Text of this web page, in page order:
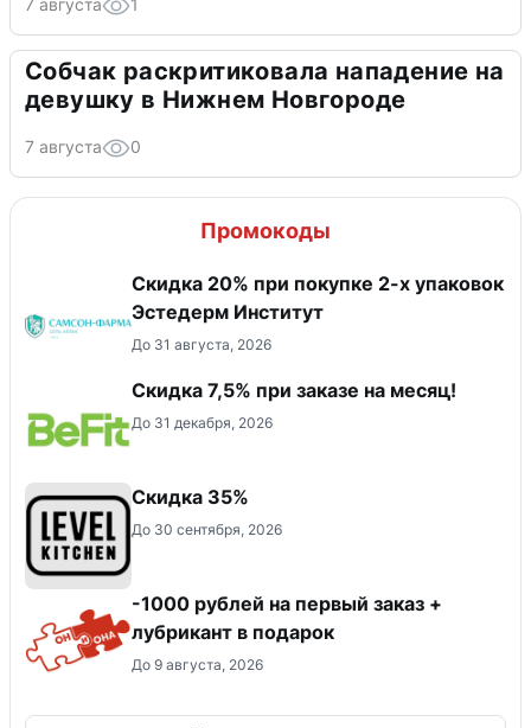
7 августа 1
Собчак раскритиковала нападение на
девушку в Нижнем Новгороде
7 августа 0
Промокоды
Скидка 20% при покупке 2-х упаковок
Эстедерм Институт
До 31 августа, 2026
Скидка 7,5% при заказе на месяц!
До 31 декабря, 2026
Скидка 35%
До 30 сентября, 2026
-1000 рублей на первый заказ +
лубрикант в подарок
До 9 августа, 2026